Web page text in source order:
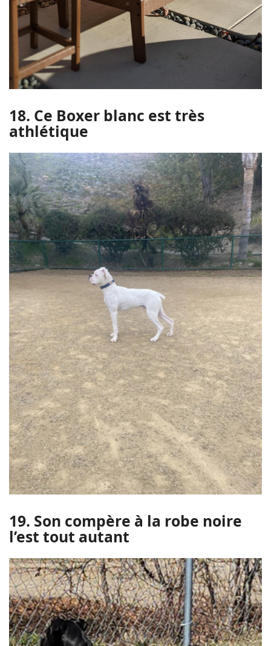
18. Ce Boxer blanc est très
athlétique
19. Son compère à la robe noire
l’est tout autant